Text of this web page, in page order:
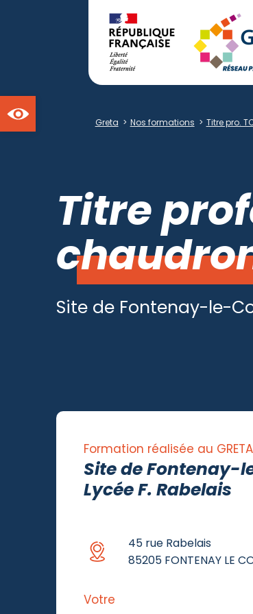
Greta > Nos formations > Titre pro.
Titre
Site de Fontenay-le-
Formation réalisée au
Site de Fontenay-
Lycée F. Rabelais
45 rue Rabelais
85205 FONTENAY LE
Votre
Ouvrir la barre d'outils